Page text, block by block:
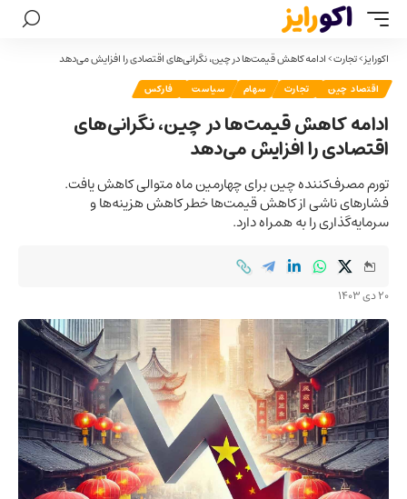
اکورایز>تجارت>ادامه کاهش قیمت‌ها در چین، نگرانی‌های اقتصادی را افزایش می‌دهد
اقتصاد چین تجارت سهام سیاست فارکس
ادامه کاهش قیمت‌ها در چین، نگرانی‌های
اقتصادی را افزایش می‌دهد
تورم مصرف‌کننده چین برای چهارمین ماه متوالی کاهش یافت.
فشارهای ناشی از کاهش قیمت‌ها خطر کاهش هزینه‌ها و
سرمایه‌گذاری را به همراه دارد.
20 دی 1403